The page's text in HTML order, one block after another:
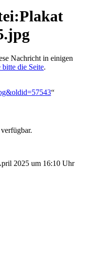
Nachricht in einigen
bitte die Seite.
“
2025 um 16:10 Uhr